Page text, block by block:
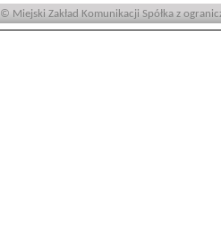
© Miejski Zakład Komunikacji Spółka z